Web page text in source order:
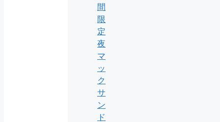
間
限
定
夜
マ
ッ
ク
サ
ン
ド